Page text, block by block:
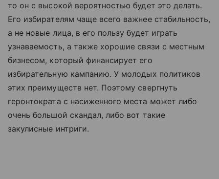
то он с высокой вероятностью будет это делать.
Его избирателям чаще всего важнее стабильность,
а не новые лица, в его пользу будет играть
узнаваемость, а также хорошие связи с местным
бизнесом, который финансирует его
избирательную кампанию. У молодых политиков
этих преимуществ нет. Поэтому свергнуть
геронтократа с насиженного места может либо
очень большой скандал, либо вот такие
закулисные интриги.